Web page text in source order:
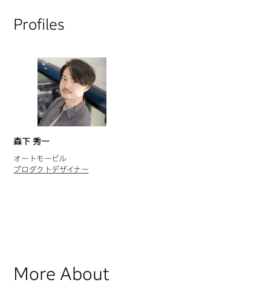
Profiles
森下 秀一
オートモービル
プロダクトデザイナー
More About